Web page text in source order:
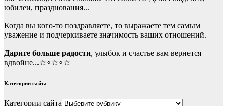
юбилеи, празднования...
Когда вы кого-то поздравляете, то выражаете тем самым
уважение и подчеркиваете значимость ваших отношений.
Дарите больше радости, улыбок и счастье вам вернется
вдвойне...☆∘☆∘☆
Категории сайта
Категории сайта